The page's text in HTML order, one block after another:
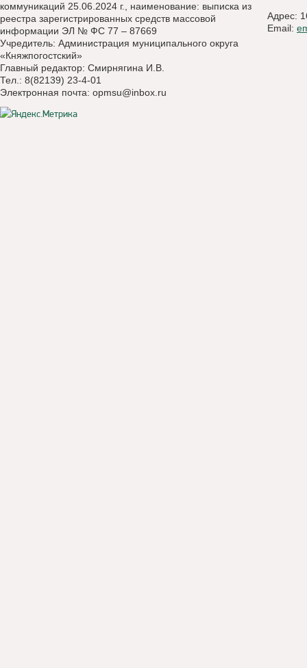
коммуникаций 25.06.2024 г., наименование: выписка из
реестра зарегистрированных средств массовой
информации ЭЛ № ФС 77 – 87669
Учредитель: Администрация муниципального округа
«Княжпогостский»
Главный редактор: Смирнягина И.В.
Тел.: 8(82139) 23-4-01
Электронная почта: opmsu@inbox.ru
Адрес:
Email: